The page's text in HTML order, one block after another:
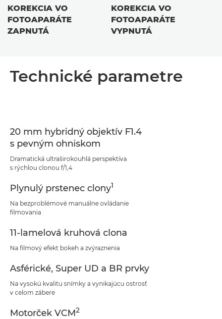
KOREKCIA VO
FOTOAPARÁTE
ZAPNUTÁ
KOREKCIA VO
FOTOAPARÁTE
VYPNUTÁ
Technické parametre
20 mm hybridný objektív F1.4
s pevným ohniskom
Dramatická ultraširokouhlá perspektíva
s rýchlou clonou f/1,4
Plynulý prstenec clony1
Na bezproblémové manuálne ovládanie
filmovania
11-lamelová kruhová clona
Na filmový efekt bokeh a zvýraznenia
Asférické, Super UD a BR prvky
Na vysokú kvalitu snímky a vynikajúcu ostrosť
v celom zábere
Motorček VCM2